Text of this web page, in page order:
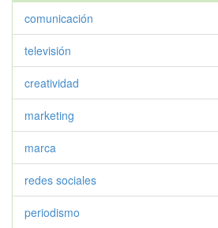
comunicación
televisión
creatividad
marketing
marca
redes sociales
periodismo